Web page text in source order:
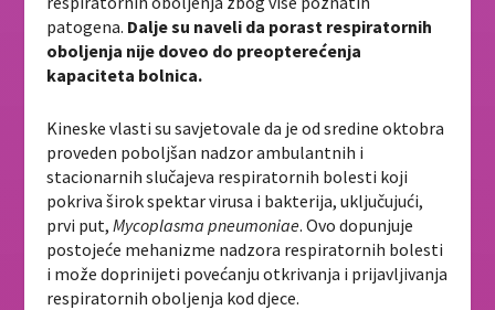
patogena. Dalje su naveli da porast respiratornih
oboljenja nije doveo do preopterećenja
kapaciteta bolnica.
Kineske vlasti su savjetovale da je od sredine oktobra
proveden poboljšan nadzor ambulantnih i
stacionarnih slučajeva respiratornih bolesti koji
pokriva širok spektar virusa i bakterija, uključujući,
prvi put,Mycoplasma pneumoniae. Ovo dopunjuje
postojeće mehanizme nadzora respiratornih bolesti
i može doprinijeti povećanju otkrivanja i prijavljivanja
respiratornih oboljenja kod djece.